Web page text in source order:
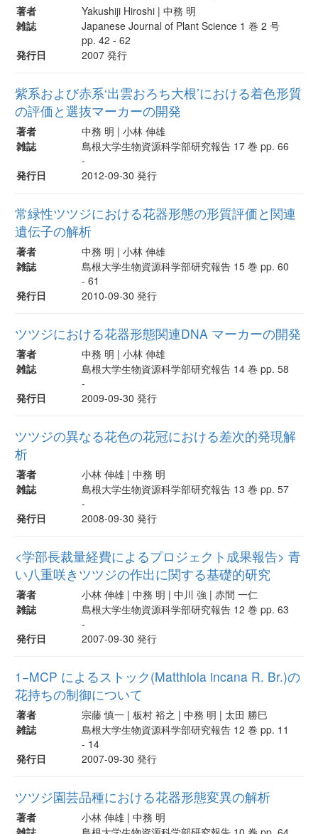
著者
Yakushiji Hiroshi | 中務 明
雑誌
Japanese Journal of Plant Science 1 巻 2 号
pp. 42 - 62
発行日
2007 発行
紫系および赤系‘出雲おろち大根’における着色形質
の評価と選抜マーカーの開発
著者
中務 明 | 小林 伸雄
雑誌
島根大学生物資源科学部研究報告 17 巻 pp. 66
-
発行日
2012-09-30 発行
常緑性ツツジにおける花器形態の形質評価と関連
遺伝子の解析
著者
中務 明 | 小林 伸雄
雑誌
島根大学生物資源科学部研究報告 15 巻 pp. 60
- 61
発行日
2010-09-30 発行
ツツジにおける花器形態関連DNA マーカーの開発
著者
中務 明 | 小林 伸雄
雑誌
島根大学生物資源科学部研究報告 14 巻 pp. 58
-
発行日
2009-09-30 発行
ツツジの異なる花色の花冠における差次的発現解
析
著者
小林 伸雄 | 中務 明
雑誌
島根大学生物資源科学部研究報告 13 巻 pp. 57
-
発行日
2008-09-30 発行
<学部長裁量経費によるプロジェクト成果報告> 青
い八重咲きツツジの作出に関する基礎的研究
著者
小林 伸雄 | 中務 明 | 中川 強 | 赤間 一仁
雑誌
島根大学生物資源科学部研究報告 12 巻 pp. 63
-
発行日
2007-09-30 発行
1−MCP によるストック(Matthiola incana R. Br.)の
花持ちの制御について
著者
宗藤 慎一 | 板村 裕之 | 中務 明 | 太田 勝巳
雑誌
島根大学生物資源科学部研究報告 12 巻 pp. 11
- 14
発行日
2007-09-30 発行
ツツジ園芸品種における花器形態変異の解析
著者
小林 伸雄 | 中務 明